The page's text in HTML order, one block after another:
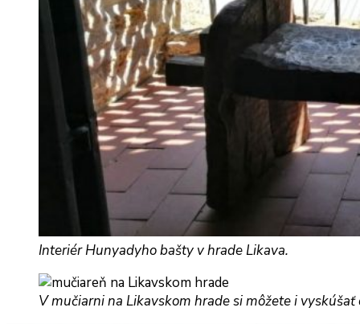
Interiér Hunyadyho bašty v hrade Likava.
V mučiarni na Likavskom hrade si môžete i vyskúšať